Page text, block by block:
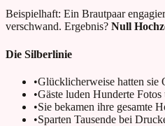
Beispielhaft: Ein Brautpaar
verschwand. Ergebnis? Null
Die Silberlinie
•Glücklicherweise hatten sie
•Gäste luden Hunderte
•Sie bekamen ihre gesamte
•Sparten Tausende bei